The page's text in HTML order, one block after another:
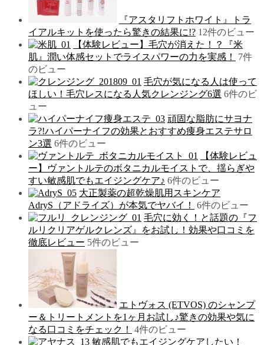
『アスタリフトホワイト』トラ
イアルキットを使ったら驚きの結果に!? 12件のビュー
【体験レビュー】毛穴が消えた！？『米
肌』潤い体感セットでライスパワーの力を実感！
7件
のビュー
毛穴が気になる人は使って
ほしい！毛穴レスになる人気クレンジング6選 6件のビ
ュー
頑固な脂肪にサヨナ
ラ?!ハイパーナイフの効果とおすすめ痩身エステサロ
ン3選 6件のビュー
【体験レビュ
ー】ヴァントルテのボタニカルモイストで、揺らぎや
すい敏感肌でもエイジングケア♪ 6件のビュー
大正製薬の超乾燥肌用スキンケア
AdryS（アドライズ）が本気でヤバイ！
6件のビュー
毛穴に効く！と話題の『フ
ルリクリアゲルクレンズ』をお試し！効果や口コミを
徹底レビュー 5件のビュー
エトヴォス (ETVOS) のシャンプ
ー＆トリートメントを1ヶ月お試し♪驚きの効果や気に
なる口コミをチェック！
4件のビュー
敏感肌でもエイジングケアしたい！